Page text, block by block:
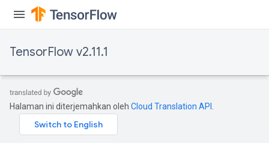
TensorFlow v2.11.1
Halaman ini diterjemahkan oleh Cloud Translation API